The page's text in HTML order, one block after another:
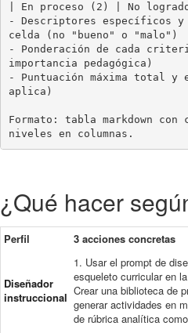
| En proceso (2) | No
- Descriptores específicos y
celda (no "bueno" o "malo")
- Ponderación de cada
importancia pedagógica)
- Puntuación máxima total
aplica)
Formato: tabla markdown
niveles en columnas.
¿Qué hacer
Perfil 3 acciones concretas
Diseñador
instruccional
1. Usar el prompt de
esqueleto curricular en
Crear una biblioteca de
generar actividades en
de rúbrica analítica